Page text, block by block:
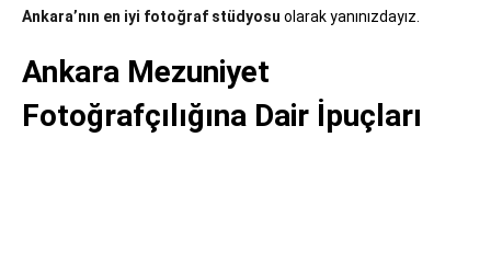
Ankara’nın en iyi fotoğraf stüdyosu olarak yanınızdayız.
Ankara Mezuniyet
Fotoğrafçılığına Dair İpuçları